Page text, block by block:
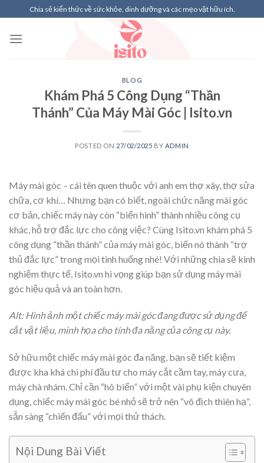
to
content
Chia sẻ kiến thức về sức khỏe, dinh dưỡng và các mẹo vặt hữu ích.
BLOG
Khám Phá 5 Công Dụng “Thần
Thánh” Của Máy Mài Góc | Isito.vn
POSTED ON 27/02/2025 BY ADMIN
Máy mài góc – cái tên quen thuộc với anh em thợ xây, thợ sửa
chữa, cơ khí… Nhưng bạn có biết, ngoài chức năng mài góc
cơ bản, chiếc máy này còn “biến hình” thành nhiều công cụ
khác, hỗ trợ đắc lực cho công việc? Cùng Isito.vn khám phá 5
công dụng “thần thánh” của máy mài góc, biến nó thành “trợ
thủ đắc lực” trong mọi tình huống nhé! Với những chia sẽ kinh
nghiệm thực tế, Isito.vn hi vọng giúp bạn sử dụng máy mài
góc hiệu quả và an toàn hơn.
Alt: Hình ảnh một chiếc máy mài góc đang được sử dụng để
cắt vật liệu, minh họa cho tính đa năng của công cụ này.
Sở hữu một chiếc máy mài góc đa năng, bạn sẽ tiết kiệm
được kha khá chi phí đầu tư cho máy cắt cầm tay, máy cưa,
máy chà nhám. Chỉ cần “hô biến” với một vài phụ kiện chuyên
dụng, chiếc máy mài góc bé nhỏ sẽ trở nên “vô địch thiên hạ”,
sẵn sàng “chiến đấu” với mọi thử thách.
Nội Dung Bài Viết